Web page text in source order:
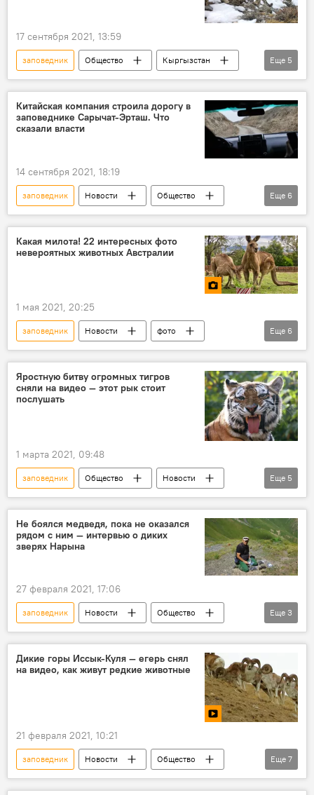
17 сентября 2021, 13:59
заповедник Общество
Кыргызстан
Новости
фотоловушка
снежный барс
Баткен животные
Еще 5
Китайская компания строила дорогу в
заповеднике Сарычат-Эрташ. Что
сказали власти
14 сентября 2021, 18:19
заповедник Новости
Общество
Кыргызстан
Иссык-Куль
дорога
строительство
золото добыча
Еще 6
Какая милота! 22 интересных фото
невероятных животных Австралии
1 мая 2021, 20:25
заповедник Новости
фото
Мультимедиа
В мире
Общество
Австралия
животные Фотолента
Еще 6
Яростную битву огромных тигров
сняли на видео — этот рык стоит
послушать
1 марта 2021, 09:48
заповедник Общество
Новости
В мире
Интересное из мира животных
Индия
Еще 5
Не боялся медведя, пока не оказался
рядом с ним — интервью о диких
зверях Нарына
27 февраля 2021, 17:06
заповедник Новости
Общество
Кыргызстан
медведь ошейник
Еще 3
Дикие горы Иссык-Куля — егерь снял
на видео, как живут редкие животные
21 февраля 2021, 10:21
заповедник Новости
Общество
Кыргызстан
видео
Мультимедиа
Еще 7